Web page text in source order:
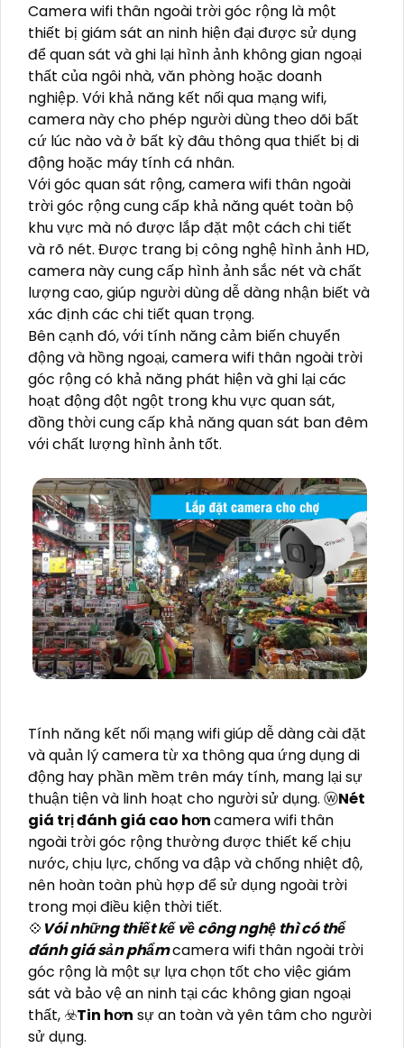
Camera wifi thân ngoài trời góc rộng là một
thiết bị giám sát an ninh hiện đại được sử dụng
để quan sát và ghi lại hình ảnh không gian ngoại
thất của ngôi nhà, văn phòng hoặc doanh
nghiệp. Với khả năng kết nối qua mạng wifi,
camera này cho phép người dùng theo dõi bất
cứ lúc nào và ở bất kỳ đâu thông qua thiết bị di
động hoặc máy tính cá nhân.
Với góc quan sát rộng, camera wifi thân ngoài
trời góc rộng cung cấp khả năng quét toàn bộ
khu vực mà nó được lắp đặt một cách chi tiết
và rõ nét. Được trang bị công nghệ hình ảnh HD,
camera này cung cấp hình ảnh sắc nét và chất
lượng cao, giúp người dùng dễ dàng nhận biết và
xác định các chi tiết quan trọng.
Bên cạnh đó, với tính năng cảm biến chuyển
động và hồng ngoại, camera wifi thân ngoài trời
góc rộng có khả năng phát hiện và ghi lại các
hoạt động đột ngột trong khu vực quan sát,
đồng thời cung cấp khả năng quan sát ban đêm
với chất lượng hình ảnh tốt.
Tính năng kết nối mạng wifi giúp dễ dàng cài đặt
và quản lý camera từ xa thông qua ứng dụng di
động hay phần mềm trên máy tính, mang lại sự
thuận tiện và linh hoạt cho người sử dụng. ⓦNét
giá trị đánh giá cao hơncamera wifi thân
ngoài trời góc rộng thường được thiết kế chịu
nước, chịu lực, chống va đập và chống nhiệt độ,
nên hoàn toàn phù hợp để sử dụng ngoài trời
trong mọi điều kiện thời tiết.
💠 Vói những thiết kế về công nghệ thì có thể
đánh giá sản phẩmcamera wifi thân ngoài trời
góc rộng là một sự lựa chọn tốt cho việc giám
sát và bảo vệ an ninh tại các không gian ngoại
thất, ☣️Tin hơn sự an toàn và yên tâm cho người
sử dụng.